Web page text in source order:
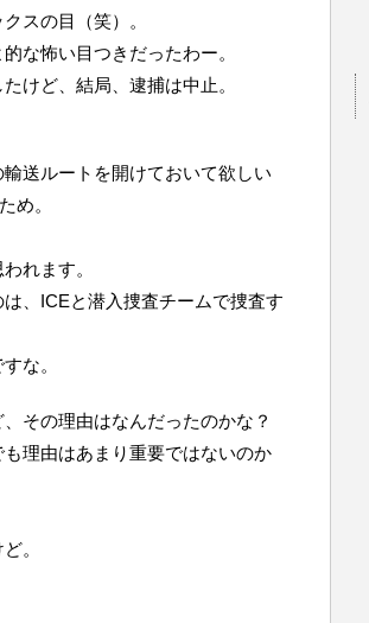
スの目（笑）。
な怖い目つきだったわー。
けど、結局、逮捕は中止。
送ルートを開けておいて欲しい
め。
れます。
、ICEと潜入捜査チームで捜査す
な。
その理由はなんだったのかな？
理由はあまり重要ではないのか
。